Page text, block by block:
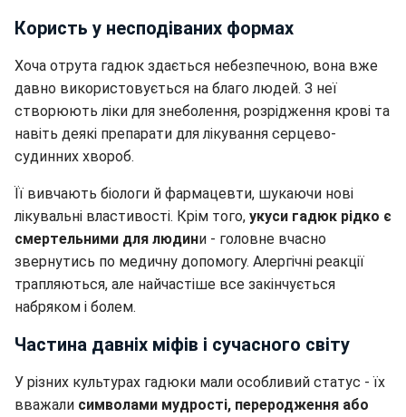
Користь у несподіваних формах
Хоча отрута гадюк здається небезпечною, вона вже
давно використовується на благо людей. З неї
створюють ліки для знеболення, розрідження крові та
навіть деякі препарати для лікування серцево-
судинних хвороб.
Її вивчають біологи й фармацевти, шукаючи нові
лікувальні властивості. Крім того, укуси гадюк рідко є
смертельними для людини - головне вчасно
звернутись по медичну допомогу. Алергічні реакції
трапляються, але найчастіше все закінчується
набряком і болем.
Частина давніх міфів і сучасного світу
У різних культурах гадюки мали особливий статус - їх
вважали символами мудрості, переродження або